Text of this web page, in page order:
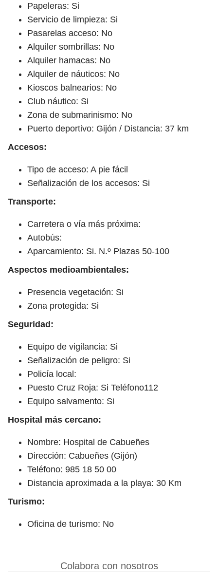
Papeleras: Si
Servicio de limpieza: Si
Pasarelas acceso: No
Alquiler sombrillas: No
Alquiler hamacas: No
Alquiler de náuticos: No
Kioscos balnearios: No
Club náutico: Si
Zona de submarinismo: No
Puerto deportivo: Gijón / Distancia: 37 km
Accesos:
Tipo de acceso: A pie fácil
Señalización de los accesos: Si
Transporte:
Carretera o vía más próxima:
Autobús:
Aparcamiento: Si. N.º Plazas 50-100
Aspectos medioambientales:
Presencia vegetación: Si
Zona protegida: Si
Seguridad:
Equipo de vigilancia: Si
Señalización de peligro: Si
Policía local:
Puesto Cruz Roja: Si Teléfono112
Equipo salvamento: Si
Hospital más cercano:
Nombre: Hospital de Cabueñes
Dirección: Cabueñes (Gijón)
Teléfono: 985 18 50 00
Distancia aproximada a la playa: 30 Km
Turismo:
Oficina de turismo: No
Colabora con nosotros